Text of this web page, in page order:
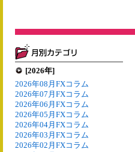
[2026年]
2026年08月FXコラム
2026年07月FXコラム
2026年06月FXコラム
2026年05月FXコラム
2026年04月FXコラム
2026年03月FXコラム
2026年02月FXコラム